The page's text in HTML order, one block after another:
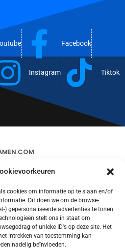
cookies om informatie op te slaan en/of
Dit doen we om de browse-
) gepersonaliseerde advertenties te tonen.
stelt ons in staat om
of unieke ID's op deze site. Het
intrekken van toestemming kan
nadelig beïnvloeden.
Facebook
Instagram Tiktok